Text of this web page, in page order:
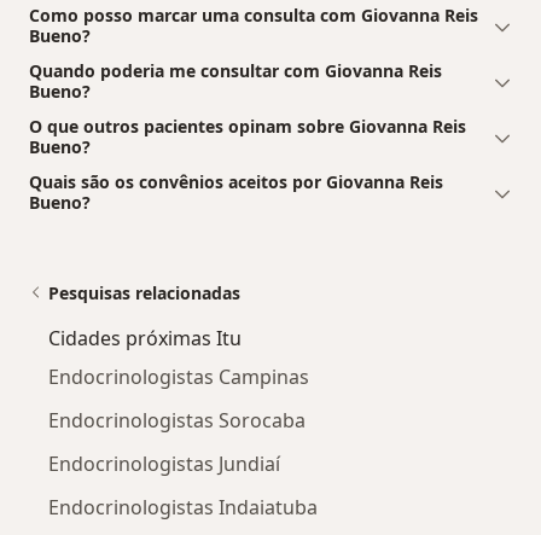
Como posso marcar uma consulta com Giovanna Reis
Bueno?
Quando poderia me consultar com Giovanna Reis
Bueno?
O que outros pacientes opinam sobre Giovanna Reis
Bueno?
Quais são os convênios aceitos por Giovanna Reis
Bueno?
Pesquisas relacionadas
Cidades próximas Itu
Endocrinologistas Campinas
Endocrinologistas Sorocaba
Endocrinologistas Jundiaí
Endocrinologistas Indaiatuba